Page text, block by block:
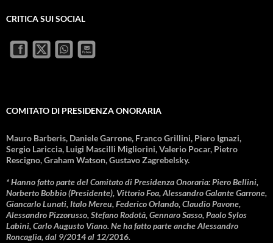
CRITICA SUI SOCIAL
COMITATO DI PRESIDENZA ONORARIA
Mauro Barberis, Daniele Garrone, Franco Grillini, Piero Ignazi,
Sergio Lariccia, Luigi Mascilli Migliorini, Valerio Pocar, Pietro
Rescigno, Graham Watson, Gustavo Zagrebelsky.
* Hanno fatto parte del Comitato di Presidenza Onoraria: Piero Bellini,
Norberto Bobbio (Presidente), Vittorio Foa, Alessandro Galante Garrone,
Giancarlo Lunati, Italo Mereu, Federico Orlando, Claudio Pavone,
Alessandro Pizzorusso, Stefano Rodotà, Gennaro Sasso, Paolo Sylos
Labini, Carlo Augusto Viano. Ne ha fatto parte anche Alessandro
Roncaglia, dal 9/2014 al 12/2016.